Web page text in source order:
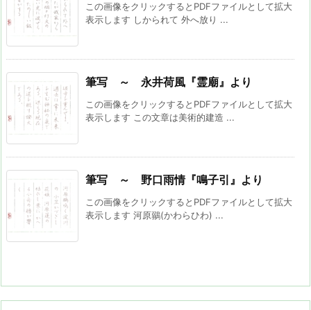
この画像をクリックするとPDFファイルとして拡大
表示します しかられて 外へ放り ...
筆写 ～ 永井荷風『霊廟』より
この画像をクリックするとPDFファイルとして拡大
表示します この文章は美術的建造 ...
筆写 ～ 野口雨情『鳴子引』より
この画像をクリックするとPDFファイルとして拡大
表示します 河原鶸(かわらひわ) ...